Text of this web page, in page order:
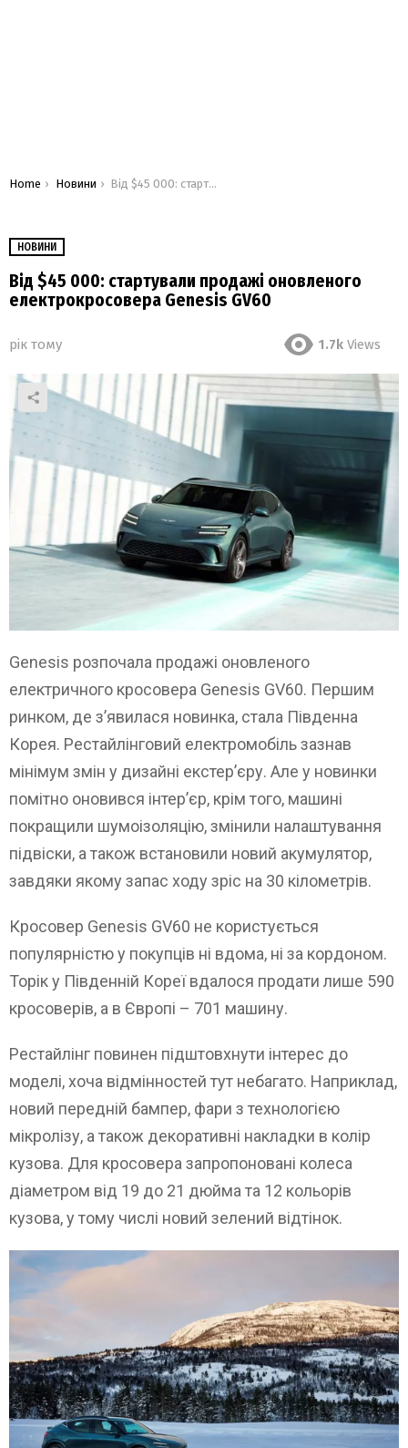
You are here:
Home Новини Від $45 000: стартували продажі оновленого електрокросовера Genesis GV60
НОВИНИ
Від $45 000: стартували продажі оновленого
електрокросовера Genesis GV60
рік тому 1.7k Views
Genesis розпочала продажі оновленого
електричного кросовера Genesis GV60. Першим
ринком, де з’явилася новинка, стала Південна
Корея. Рестайлінговий електромобіль зазнав
мінімум змін у дизайні екстер’єру. Але у новинки
помітно оновився інтер’єр, крім того, машині
покращили шумоізоляцію, змінили налаштування
підвіски, а також встановили новий акумулятор,
завдяки якому запас ходу зріс на 30 кілометрів.
Кросовер Genesis GV60 не користується
популярністю у покупців ні вдома, ні за кордоном.
Торік у Південній Кореї вдалося продати лише 590
кросоверів, а в Європі – 701 машину.
Рестайлінг повинен підштовхнути інтерес до
моделі, хоча відмінностей тут небагато. Наприклад,
новий передній бампер, фари з технологією
мікролізу, а також декоративні накладки в колір
кузова. Для кросовера запропоновані колеса
діаметром від 19 до 21 дюйма та 12 кольорів
кузова, у тому числі новий зелений відтінок.